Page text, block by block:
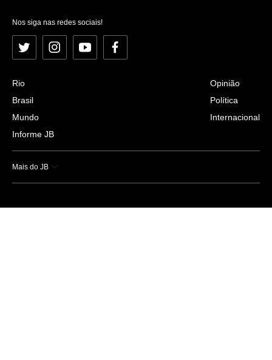
Nos siga nas redes sociais!
Twitter InstagramYouTubeFacebook
Rio
Brasil
Mundo
Informe JB
Opinião
Política
Internacional
Mais do JB
Esportes